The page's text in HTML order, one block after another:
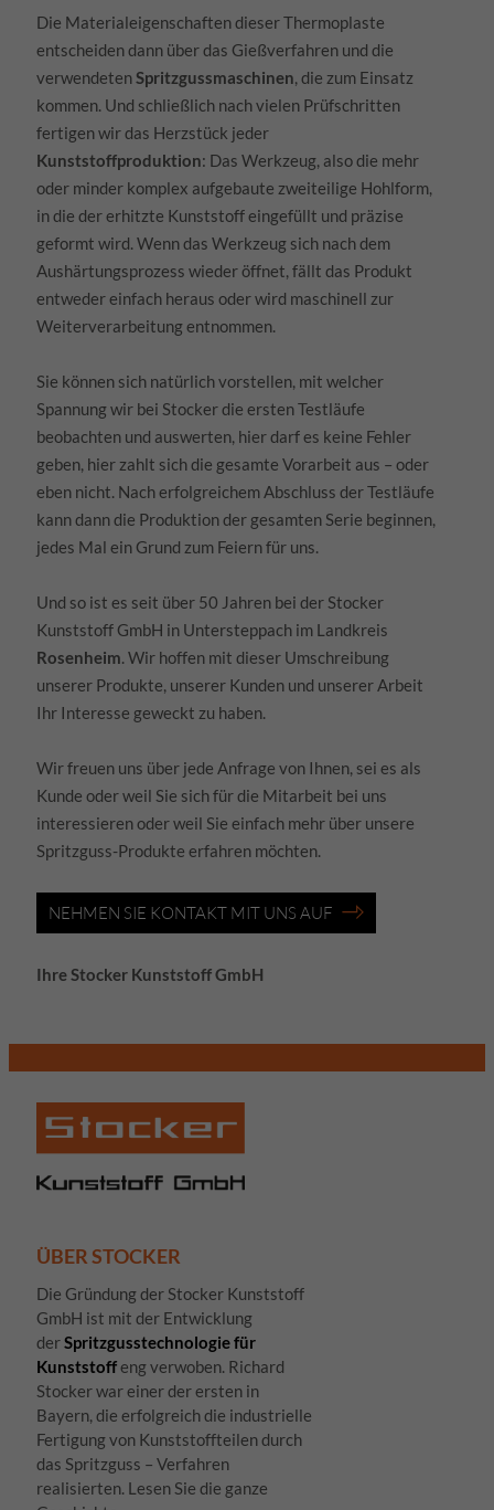
Die Materialeigenschaften dieser Thermoplaste
entscheiden dann über das Gießverfahren und die
verwendeten Spritzgussmaschinen , die zum Einsatz
kommen. Und schließlich nach vielen Prüfschritten
fertigen wir das Herzstück jeder
Kunststoffproduktion: Das Werkzeug, also die mehr
oder minder komplex aufgebaute zweiteilige Hohlform,
in die der erhitzte Kunststoff eingefüllt und präzise
geformt wird. Wenn das Werkzeug sich nach dem
Aushärtungsprozess wieder öffnet, fällt das Produkt
entweder einfach heraus oder wird maschinell zur
Weiterverarbeitung entnommen.
Sie können sich natürlich vorstellen, mit welcher
Spannung wir bei Stocker die ersten Testläufe
beobachten und auswerten, hier darf es keine Fehler
geben, hier zahlt sich die gesamte Vorarbeit aus – oder
eben nicht. Nach erfolgreichem Abschluss der Testläufe
kann dann die Produktion der gesamten Serie beginnen,
jedes Mal ein Grund zum Feiern für uns.
Und so ist es seit über 50 Jahren bei der Stocker
Kunststoff GmbH in Untersteppach im Landkreis
Rosenheim . Wir hoffen mit dieser Umschreibung
unserer Produkte, unserer Kunden und unserer Arbeit
Ihr Interesse geweckt zu haben.
Wir freuen uns über jede Anfrage von Ihnen, sei es als
Kunde oder weil Sie sich für die Mitarbeit bei uns
interessieren oder weil Sie einfach mehr über unsere
Spritzguss-Produkte erfahren möchten.
NEHMEN SIE KONTAKT MIT UNS AUF
Ihre Stocker Kunststoff GmbH
ÜBER STOCKER
Die Gründung der Stocker Kunststoff
GmbH ist mit der Entwicklung
derSpritzgusstechnologie für
Kunststoffeng verwoben. Richard
Stocker war einer der ersten in
Bayern, die erfolgreich die industrielle
Fertigung von Kunststoffteilen durch
das Spritzguss – Verfahren
realisierten. Lesen Sie die ganze